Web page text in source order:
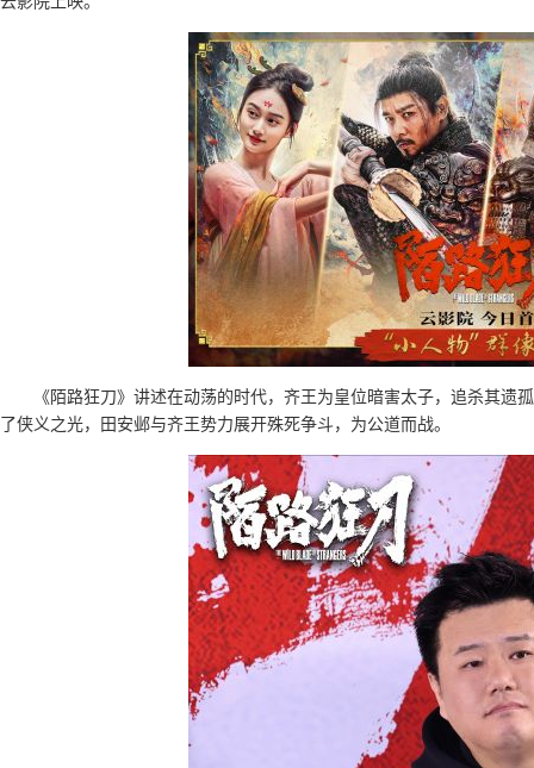
《陌路狂刀》讲述在动荡的时代，齐王为皇位暗害太子，追杀其
了侠义之光，田安邺与齐王势力展开殊死争斗，为公道而战。